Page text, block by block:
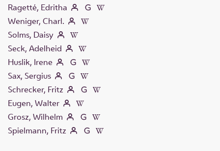
Ragetté, Edritha
Weniger, Charl.
Solms, Daisy
Seck, Adelheid
Huslik, Irene
Sax, Sergius
Schrecker, Fritz
Eugen, Walter
Grosz, Wilhelm
Spielmann, Fritz